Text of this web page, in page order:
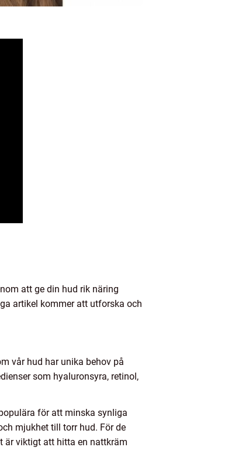
att ge din hud rik näring
artikel kommer att utforska och
vår hud har unika behov på
som hyaluronsyra, retinol,
för att minska synliga
mjukhet till torr hud. För de
är viktigt att hitta en nattkräm